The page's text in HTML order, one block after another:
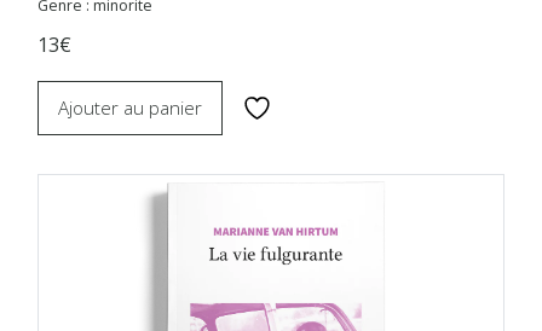
Genre : minorite
13€
Ajouter au panier